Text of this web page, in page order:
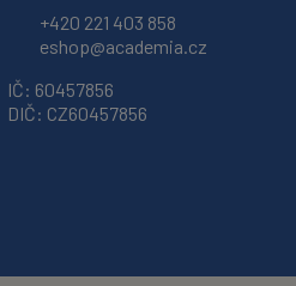
+420 221 403 858
eshop@academia.cz
IČ: 60457856
DIČ: CZ60457856